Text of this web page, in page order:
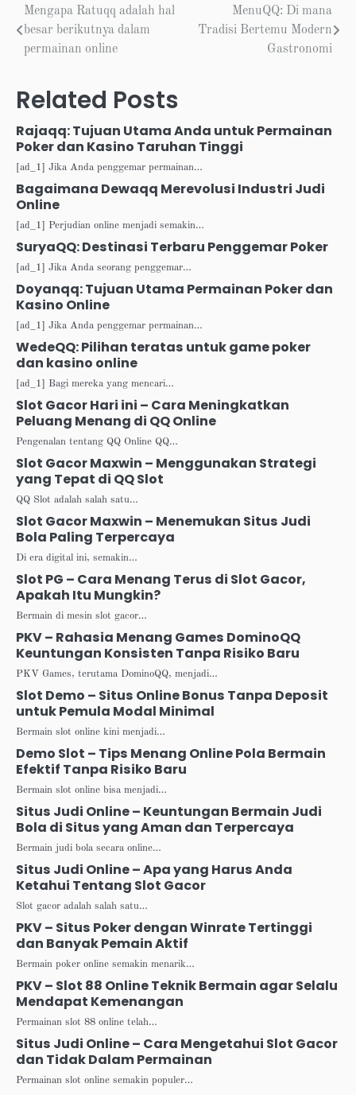
Post
navigation
Mengapa Ratuqq adalah hal
besar berikutnya dalam
permainan online
MenuQQ: Di mana
Tradisi Bertemu Modern
Gastronomi
Related Posts
Rajaqq: Tujuan Utama Anda untuk Permainan
Poker dan Kasino Taruhan Tinggi
[ad_1] Jika Anda penggemar permainan…
Bagaimana Dewaqq Merevolusi Industri Judi
Online
[ad_1] Perjudian online menjadi semakin…
SuryaQQ: Destinasi Terbaru Penggemar Poker
[ad_1] Jika Anda seorang penggemar…
Doyanqq: Tujuan Utama Permainan Poker dan
Kasino Online
[ad_1] Jika Anda penggemar permainan…
WedeQQ: Pilihan teratas untuk game poker
dan kasino online
[ad_1] Bagi mereka yang mencari…
Slot Gacor Hari ini – Cara Meningkatkan
Peluang Menang di QQ Online
Pengenalan tentang QQ Online QQ…
Slot Gacor Maxwin – Menggunakan Strategi
yang Tepat di QQ Slot
QQ Slot adalah salah satu…
Slot Gacor Maxwin – Menemukan Situs Judi
Bola Paling Terpercaya
Di era digital ini, semakin…
Slot PG – Cara Menang Terus di Slot Gacor,
Apakah Itu Mungkin?
Bermain di mesin slot gacor…
PKV – Rahasia Menang Games DominoQQ
Keuntungan Konsisten Tanpa Risiko Baru
PKV Games, terutama DominoQQ, menjadi…
Slot Demo – Situs Online Bonus Tanpa Deposit
untuk Pemula Modal Minimal
Bermain slot online kini menjadi…
Demo Slot – Tips Menang Online Pola Bermain
Efektif Tanpa Risiko Baru
Bermain slot online bisa menjadi…
Situs Judi Online – Keuntungan Bermain Judi
Bola di Situs yang Aman dan Terpercaya
Bermain judi bola secara online…
Situs Judi Online – Apa yang Harus Anda
Ketahui Tentang Slot Gacor
Slot gacor adalah salah satu…
PKV – Situs Poker dengan Winrate Tertinggi
dan Banyak Pemain Aktif
Bermain poker online semakin menarik…
PKV – Slot 88 Online Teknik Bermain agar Selalu
Mendapat Kemenangan
Permainan slot 88 online telah…
Situs Judi Online – Cara Mengetahui Slot Gacor
dan Tidak Dalam Permainan
Permainan slot online semakin populer…